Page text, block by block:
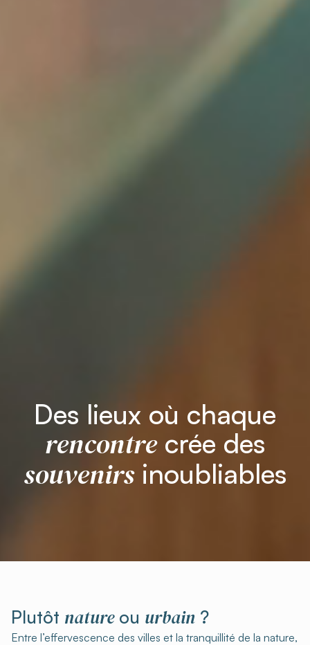
Des lieux où chaque
rencontrecrée des
souvenirsinoubliables
Plutôt natureou urbain ?
Entre l’effervescence des villes et la tranquillité de la nature,